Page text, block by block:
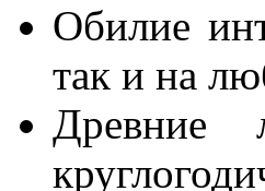
Обилие
так и на
Древние